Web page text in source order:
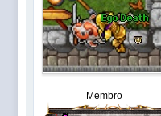
Membro